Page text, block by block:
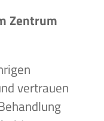
Zentrum
vertrauen